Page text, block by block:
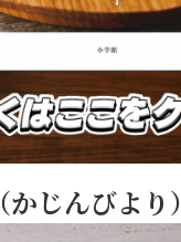
じんびより）